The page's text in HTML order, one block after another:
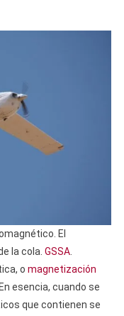
El
la cola. GSSA.
o magnetización
esencia, cuando se
que contienen se